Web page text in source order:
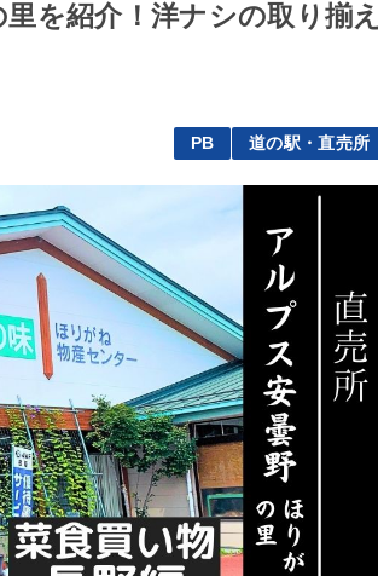
を紹介！洋ナシの取り揃え
PB 道の駅・直売所